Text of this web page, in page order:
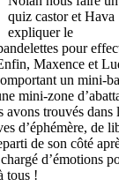
quiz castor et Hava
expliquer le
pour
Maxence et
un mini-
mini-zone
avons trouvés
d’éphémère, de
de son côté
d’émotions
tous !